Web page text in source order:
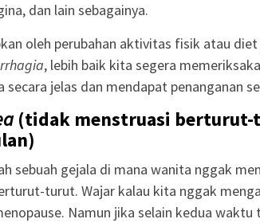
dan lain sebagainya.
oleh perubahan aktivitas fisik atau
, lebih baik kita segera
secara jelas dan mendapat penanganan
(tidak menstruasi berturut-
sebuah gejala di mana wanita nggak
turut. Wajar kalau kita nggak
Namun jika selain kedua